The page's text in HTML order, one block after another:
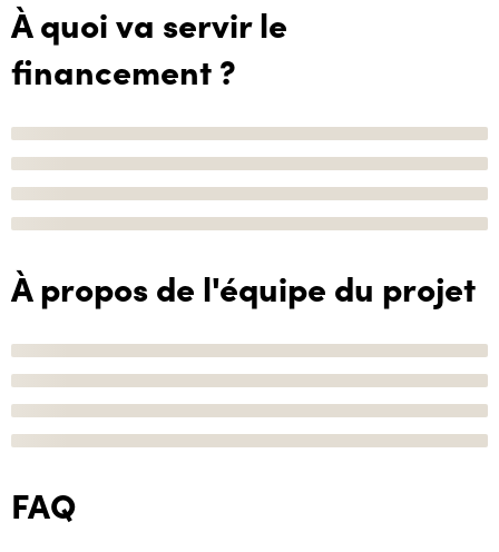
À quoi va servir le
financement ?
À propos de l'équipe du projet
FAQ